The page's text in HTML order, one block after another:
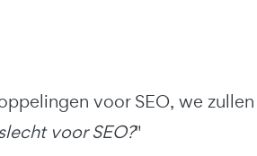
voor SEO, we
voor SEO?"